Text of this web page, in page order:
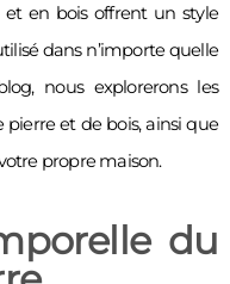
en bois offrent un style
dans n’importe quelle
nous explorerons les
et de bois, ainsi que
propre maison.
du